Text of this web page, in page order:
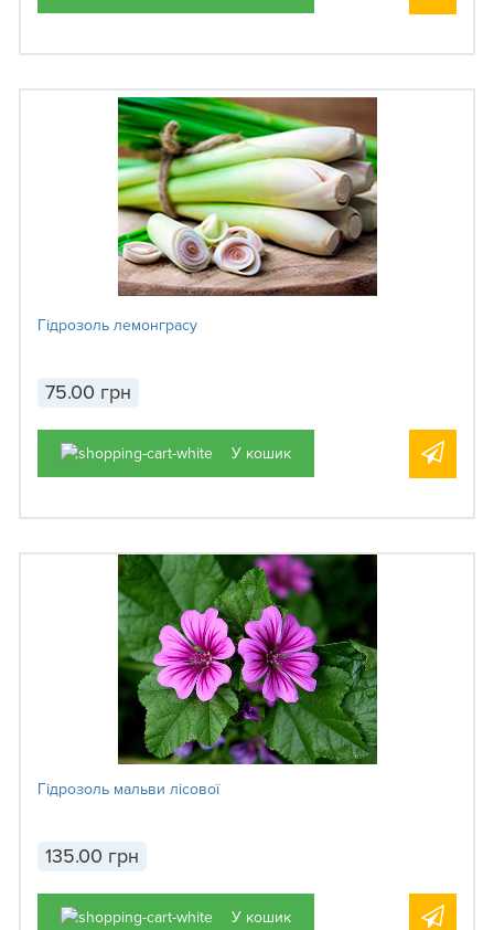
Гідрозоль лемонграсу
75.00 грн
У кошик
Гідрозоль мальви лісової
135.00 грн
У кошик